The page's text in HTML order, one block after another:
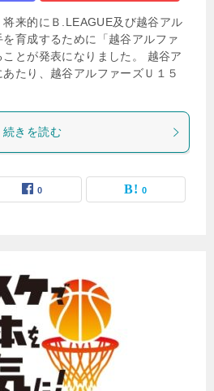
来的にＢ.LEAGUE及び越谷アル
育成するために「越谷アルファ
とが発表になりました。 越谷ア
たり、越谷アルファーズＵ１５
続きを読む
0 0